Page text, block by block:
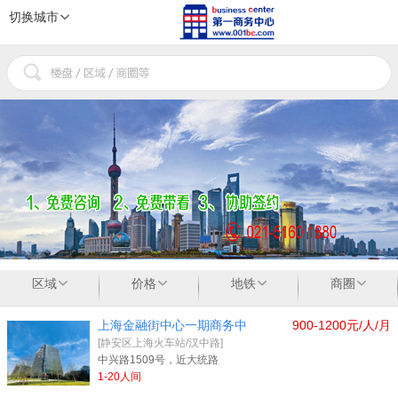
切换城市
区域 价格 地铁 商圈
900-1200元/人/月
上海金融街中心一期商务中
[静安区上海火车站/汉中路]
中兴路1509号，近大统路
1-20人间